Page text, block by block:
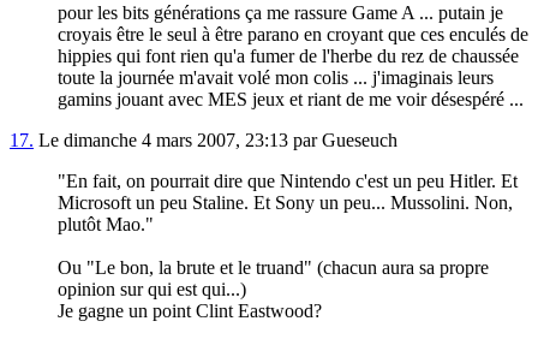
pour les bits générations ça me rassure Game A ... putain je
croyais être le seul à être parano en croyant que ces enculés de
hippies qui font rien qu'a fumer de l'herbe du rez de chaussée
toute la journée m'avait volé mon colis ... j'imaginais leurs
gamins jouant avec MES jeux et riant de me voir désespéré ...
17. Le dimanche 4 mars 2007, 23:13 par Gueseuch
"En fait, on pourrait dire que Nintendo c'est un peu Hitler. Et
Microsoft un peu Staline. Et Sony un peu... Mussolini. Non,
plutôt Mao."
Ou "Le bon, la brute et le truand" (chacun aura sa propre
opinion sur qui est qui...)
Je gagne un point Clint Eastwood?